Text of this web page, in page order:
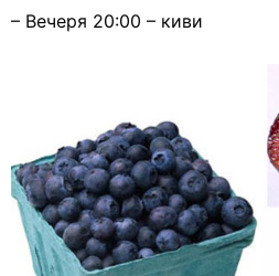
– Вечеря 20:00 – киви